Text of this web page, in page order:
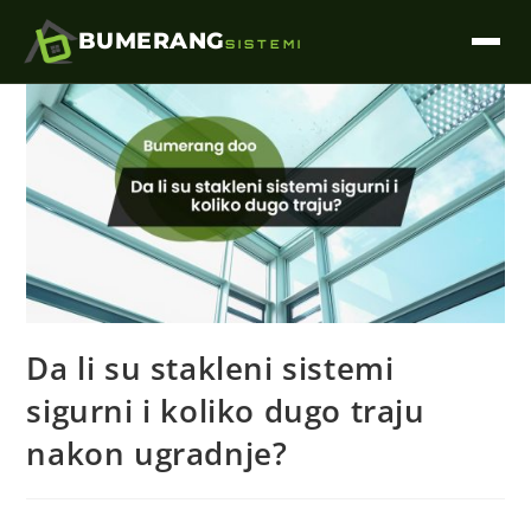
BUMERANGSISTEMI
Da li su stakleni sistemi
sigurni i koliko dugo traju
nakon ugradnje?